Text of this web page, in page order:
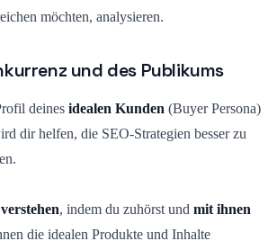
möchten, analysieren.
und des Publikums
deines idealen Kunden (Buyer Persona)
dir helfen, die SEO-Strategien besser zu
, indem du zuhörst und mit ihnen
die idealen Produkte und Inhalte